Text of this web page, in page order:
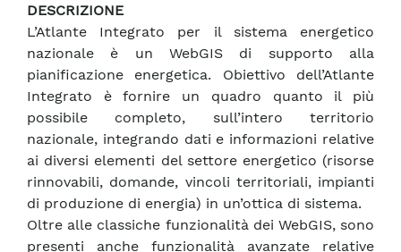
DESCRIZIONE
L’Atlante Integrato per il sistema energetico
nazionale è un WebGIS di supporto alla
pianificazione energetica. Obiettivo dell’Atlante
Integrato è fornire un quadro quanto il più
possibile completo, sull’intero territorio
nazionale, integrando dati e informazioni relative
ai diversi elementi del settore energetico (risorse
rinnovabili, domande, vincoli territoriali, impianti
di produzione di energia) in un’ottica di sistema.
Oltre alle classiche funzionalità dei WebGIS, sono
presenti anche funzionalità avanzate relative